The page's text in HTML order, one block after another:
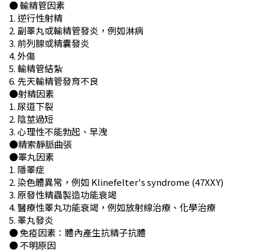
● 輸精管因素
1. 逆行性射精
2. 副睪丸或輸精管發炎，例如淋病
3. 前列腺或精囊發炎
4. 外傷
5. 輸精管結紮
6. 先天輸精管發育不良
●射精因素
1. 尿道下裂
2. 陰莖過短
3. 心理性不能勃起、早洩
●精索靜脈曲張
●睪丸因素
1. 隱睪症
2. 染色體異常，例如 Klinefelter's syndrome (47XXY)
3. 原發性精蟲製造功能衰竭
4. 醫療性睪丸功能衰竭，例如放射線治療、化學治療
5. 睪丸發炎
● 免疫因素：體內產生抗精子抗體
● 不明原因